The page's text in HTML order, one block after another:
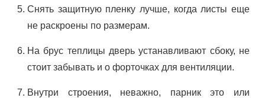
Снять защитную пленку лучше, когда листы еще
не раскроены по размерам.
На брус теплицы дверь устанавливают сбоку, не
стоит забывать и о форточках для вентиляции.
Внутри строения, неважно, парник это или